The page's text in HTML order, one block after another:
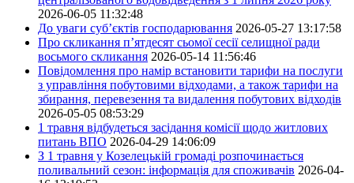
2026-06-05 11:32:48
До уваги суб’єктів господарювання 2026-05-27 13:17:58
Про скликання п’ятдесят сьомої сесії селищної ради
восьмого скликання 2026-05-14 11:56:46
Повідомлення про намір встановити тарифи на послуги
з управління побутовими відходами, а також тарифи на
збирання, перевезення та видалення побутових відходів
2026-05-05 08:53:29
1 травня відбудеться засідання комісії щодо житлових
питань ВПО 2026-04-29 14:06:09
З 1 травня у Козелецькій громаді розпочинається
поливальний сезон: інформація для споживачів 2026-04-